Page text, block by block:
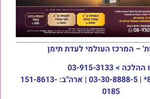
– המרכז העולמי לעדת תימן
ההלכה > 03-915-3133
8416* | 03-30-8888-5 | ארה"ב: 151-8613-
0185